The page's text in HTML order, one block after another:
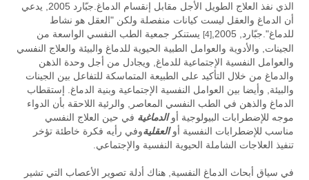
الذي نفذ العلاج الطويل الأجل مقابل إنقسام الدماغ.جبّارد 2005, يدعي
أن الدماغ والعقل ليست كيانات منفصلة ولكن "العقل هو نشاط
للدماغ".جبّارد, 2005,
[4]
يستنكر جمعية الطب النفسي الواسعة من
الجينات, والأدوية والعوامل الطبية الحيوية للدماغ والبيئة والعلاج النفسي
والعوامل النفسية الإجتماعية للدماغ, ويجادل من أجل وحدة الذهن
والدماغ من خلال التأكيد على الطبيعة المتماسكة للتفاعل بين الجينات
والبيئة, وأيضا بين العوامل النفسية الإجتماعية وبنية الدماغ. إستقطاب
الدماغ والذهن في الطب النفسي المعاصر, والرئية اللاحقة بأن الدواء
موجه للإضطرابات البيولوجية أوالدماغية في حين العلاج النفسي
مناسب للإضطرابات النفسية أوالعقليةوفي رأيه فكرة خاطئة تؤخر
تنفيذ العلاجات الشاملة الحيوية النفسية والإجتماعي.
في سياق أبحاث الدماغ النفسية, هناك أدلة تصوير الأعصاب التي تشير